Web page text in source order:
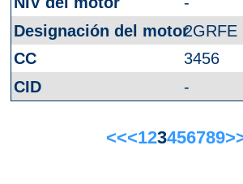
2GRFE
3456
-
<<<123456789>